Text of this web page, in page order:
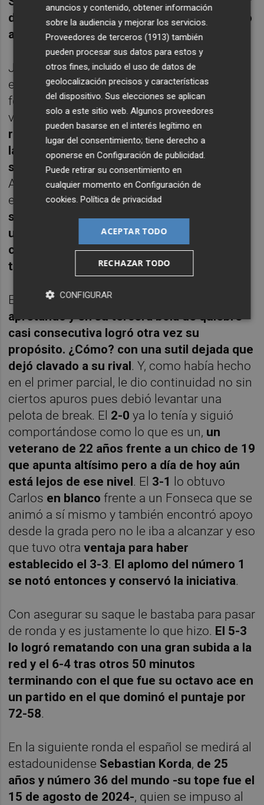
de dejadas y cometido una doble falta, salió
airoso. Su derecha le ayudó a hacerlo (4-2)
JF ya se había asentado un poco más en el
encuentro y su tercer juego lo sumó de
forma solvente y fue a por más. Tuvo otra
vez un 0-30 pero también otra vez
reaccionó Alcaraz, quien no estaba por la
labor de dejarse sorprender. Cuatro puntos
seguidos cayendo de su lado y el 5-3
Aunque el de Río iba a aguantar un rato más
en
el set éste lo cerró Carlos de forma
soberbia, con su saque ganado en blanco y
un recital de derechas ganadoras tras tres
cuartos de hora de interesante lucha
tenística
En la segunda manga
apretando y en su tercera bola de quiebre
casi consecutiva logró otra vez su
propósito. ¿Cómo? con una sutil dejada que
dejó clavado a su rival. Y, como había hecho
en el primer parcial, le dio continuidad no sin
ciertos apuros pues debió levantar una
pelota de break. El 2-0 ya lo tenía y siguió
comportándose como lo que es un, un
veterano de 22 años frente a un chico de 19
que apunta altísimo pero a día de hoy aún
está lejos de ese nivel. El 3-1
lo obtuvo
Carlos en blanco frente a un Fonseca que se
animó a sí mismo y también encontró apoyo
desde la grada pero no le iba a alcanzar y eso
que tuvo otraventaja para haber
establecido el 3-3. El aplomo del número 1
se notó entonces y conservó la iniciativa.
Con asegurar su saque le bastaba para pasar
de ronda y es justamente lo que hizo. El 5-3
lo logró rematando con una gran subida a la
red y el 6-4 tras otros 50 minutos
terminando con el que fue su octavo ace en
un partido en el que dominó el puntaje por
72-58.
En la siguiente ronda el español se medirá al
estadounidense Sebastian Korda, de 25
años y número 36 del mundo -su tope fue el
15 de agosto de 2024-, quien se impuso al
anuncios y contenido, obtener información
sobre la audiencia y mejorar los servicios.
Proveedores de terceros (1913) también
pueden procesar sus datos para estos y
otros fines, incluido el uso de datos de
geolocalización precisos y características
del dispositivo. Sus elecciones se aplican
solo a este sitio web. Algunos proveedores
pueden basarse en el interés legítimo en
lugar del consentimiento; tiene derecho a
oponerse enConfiguración de publicidad
Puede retirar su consentimiento en
cualquier momento enConfiguración de
cookies .Política de privacidad
ACEPTAR TODO
RECHAZAR TODO
CONFIGURAR